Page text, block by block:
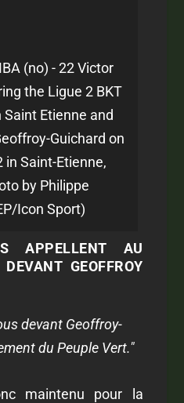
(no) - 22 Victor
the Ligue 2 BKT
Etienne and
Guichard on
in Saint-Etienne,
by Philippe
Icon Sport)
APPELLENT AU
GEOFFROY
devant Geoffroy-
du Peuple Vert."
maintenu pour la